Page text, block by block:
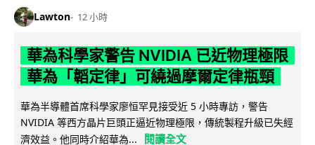
Lawton 12 小時
華為科學家警告 NVIDIA 已近物理極限
華為「韜定律」可繞過摩爾定律瓶頸
華為半導體首席科學家廖恒罕見接受近 5 小時專訪，警告
NVIDIA 等西方晶片巨頭正逼近物理極限，傳統製程升級已失經
濟效益。他同時介紹華為...
閱讀全文